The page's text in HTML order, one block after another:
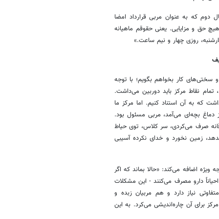
دوم که به عنوان مربی قرارداد امضا
حق و مزایایی. یعنی حقوقم ماهیانه
کار بخواهم بگویم؛ با توجه
نقاط مرکز باید دوربین می‌داشت.
که به آن استناد کنیم. اما مرکز ما
دماغ بچه‌ای می‌آمد، مربی مسئول بود.
صرف می‌کردی، سر کلاس، توی حیاط
زمین نخورد و خدای نکرده آسیبی
ویژه اضافه می‌کند: «حالا بماند که اگر
دارو مصرف می‌کنند - این مشکلات
نیاز دارد و هم مربیان زبده و
برای آن چاره‌اندیشی می‌کرد. به این